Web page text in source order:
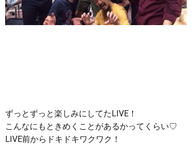
ずっとずっと楽しみにしてたLIVE！
こんなにもときめくことがあるかってくらい♡
LIVE前からドキドキワクワク！